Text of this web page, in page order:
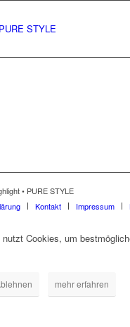
• PURE STYLE
Kontakt Impressum
Cookies, um
mehr erfahren